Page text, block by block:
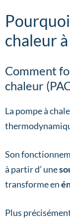
chaleur
Comment
chaleur
La pompe à
Son
à partir d’ une
transforme en
Plus